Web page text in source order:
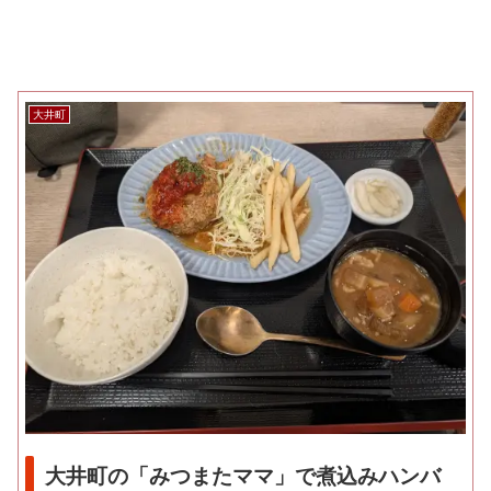
大井町
大井町の「みつまたママ」で煮込みハンバ